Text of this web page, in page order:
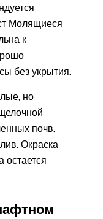
Молящиеся
к
без укрытия.
но
почв.
Окраска
остается